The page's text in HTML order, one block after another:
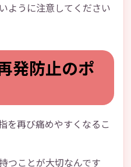
ように注意してください
発防止のポ
を再び痛めやすくなるこ
つことが大切なんです